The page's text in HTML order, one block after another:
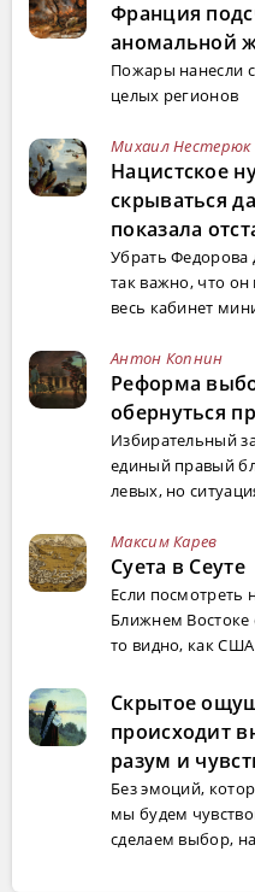
Франция
аномальной
Пожары нанесли
целых регионов
Михаил Нестерюк
Нацистское
скрываться
показала
Убрать Федорова
так важно, что он
весь кабинет
Антон Копнин
Реформа
обернуться
Избирательный
единый правый
левых, но
Максим Карев
Суета в Сеуте
Если посмотреть
Ближнем Востоке
то видно, как
Скрытое
происходит
разум и
Без эмоций,
мы будем
сделаем выбор,